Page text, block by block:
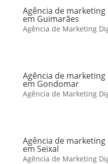
Agência de
em Guimarães
Agência de Marketing
Agência de
em Gondomar
Agência de Marketing
Agência de
em Seixal
Agência de Marketing